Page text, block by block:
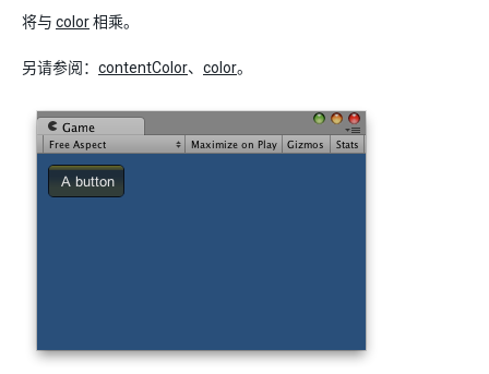
将与 color相乘。
另请参阅： contentColor、 color。